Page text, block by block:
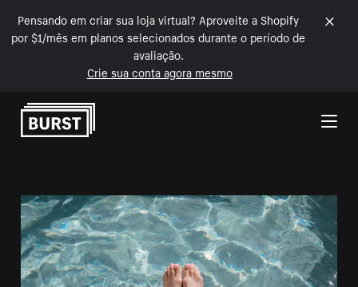
Pensando em criar sua loja virtual? Aproveite a Shopify
por $1/mês em planos selecionados durante o período de
avaliação.
Crie sua conta agora mesmo
Pular para o conteúdo